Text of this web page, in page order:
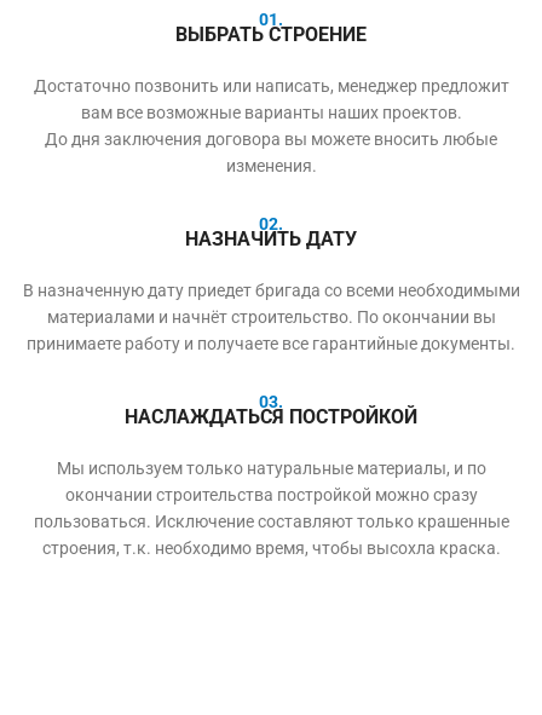
01.
ВЫБРАТЬ СТРОЕНИЕ
Достаточно позвонить или написать, менеджер предложит
вам все возможные варианты наших проектов.
До дня заключения договора вы можете вносить любые
изменения.
02.
НАЗНАЧИТЬ ДАТУ
В назначенную дату приедет бригада со всеми необходимыми
материалами и начнёт строительство. По окончании вы
принимаете работу и получаете все гарантийные документы.
03.
НАСЛАЖДАТЬСЯ ПОСТРОЙКОЙ
Мы используем только натуральные материалы, и по
окончании строительства постройкой можно сразу
пользоваться. Исключение составляют только крашенные
строения, т.к. необходимо время, чтобы высохла краска.